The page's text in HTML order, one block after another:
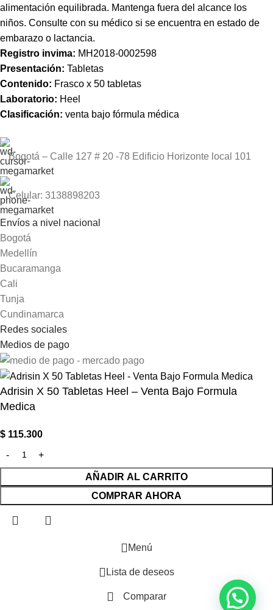
alimentación equilibrada. Mantenga fuera del alcance los
niños. Consulte con su médico si se encuentra en estado de
embarazo o lactancia.
Registro invima: MH2018-0002598
Presentación: Tabletas
Contenido: Frasco x 50 tabletas
Laboratorio: Heel
Clasificación: venta bajo fórmula médica
Bogotá – Calle 127 # 20 -78 Edificio Horizonte local 101
Celular: 3138898203
Envíos a nivel nacional
Bogotá
Medellín
Bucaramanga
Cali
Tunja
Cundinamarca
Redes sociales
Medios de pago
Adrisin X 50 Tabletas Heel – Venta Bajo Formula
Medica
$ 115.300
AÑADIR AL CARRITO
COMPRAR AHORA
Menú
Lista de deseos
Comparar